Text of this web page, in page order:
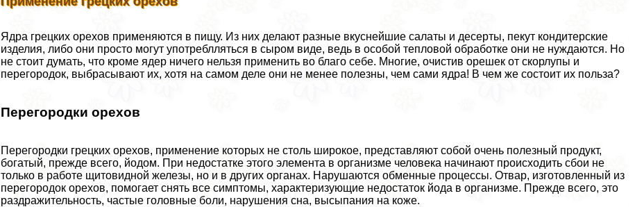
Ядра грецких орехов применяются в пищу. Из них делают разные вкуснейшие салаты и десерты, пекут кондитерские
изделия, либо они просто могут употрeблляться в сыром виде, ведь в особой тепловой обработке они не нуждаются. Но
не стоит думать, что кроме ядер ничего нельзя применить во благо себе. Многие, очистив орешек от скорлупы и
перегородок, выбрасывают их, хотя на самом деле они не менее полезны, чем сами ядра! В чем же состоит их польза?
Перегородки орехов
Перегородки грецких орехов, применение которых не столь широкое, представляют собой очень полезный продукт,
богатый, прежде всего, йодом. При недостатке этого элемента в организме человека начинают происходить сбои не
только в работе щитовидной железы, но и в других органах. Нарушаются обменные процессы. Отвар, изготовленный из
перегородок орехов, помогает снять все симптомы, хаpaктеризующие недостаток йода в организме. Прежде всего, это
раздражительность, частые головные боли, нарушения сна, высыпания на коже.